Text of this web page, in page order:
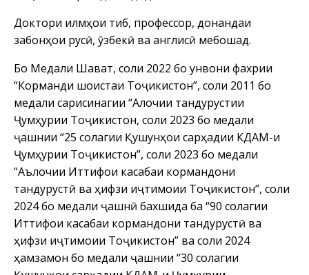
Доктори илмҳои тиб, профессор, донандаи
забонҳои русӣ, ӯзбекӣ ва англисӣ мебошад.
Бо Медали Шавқат, соли 2022 бо унвони фахрии
“Корманди шоистаи Тоҷикистон”, соли 2011 бо
медали сарисинагии “Алочии тандурустии
Ҷумҳурии Тоҷикистон, соли 2023 бо медали
ҷашнии “25 солагии Қушунҳои сарҳадии КДАМ-и
Ҷумҳурии Тоҷикистон”, соли 2023 бо медали
“Аълочии Иттифоқи касабаи кормандони
тандурустӣ ва ҳифзи иҷтимоии Тоҷикистон”, соли
2024 бо медали ҷашнӣ бахшида ба “90 солагии
Иттифоқи касабаи кормандони тандурустӣ ва
ҳифзи иҷтимоии Тоҷикистон” ва соли 2024
ҳамзамон бо медали ҷашнии “30 солагии